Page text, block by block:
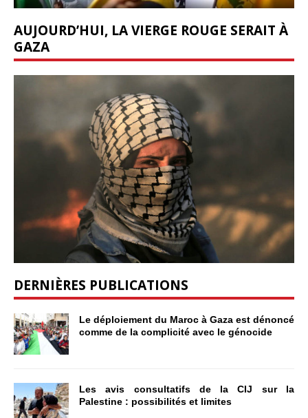
AUJOURD’HUI, LA VIERGE ROUGE SERAIT À
GAZA
DERNIÈRES PUBLICATIONS
Le déploiement du Maroc à Gaza est dénoncé
comme de la complicité avec le génocide
Les avis consultatifs de la CIJ sur la
Palestine : possibilités et limites